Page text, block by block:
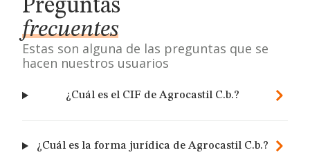
Preguntas
frecuentes
Estas son alguna de las preguntas que se
hacen nuestros usuarios
¿Cuál es el CIF de Agrocastil C.b.?
¿Cuál es la forma jurídica de Agrocastil C.b.?